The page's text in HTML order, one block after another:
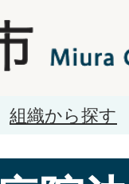
組織から探す